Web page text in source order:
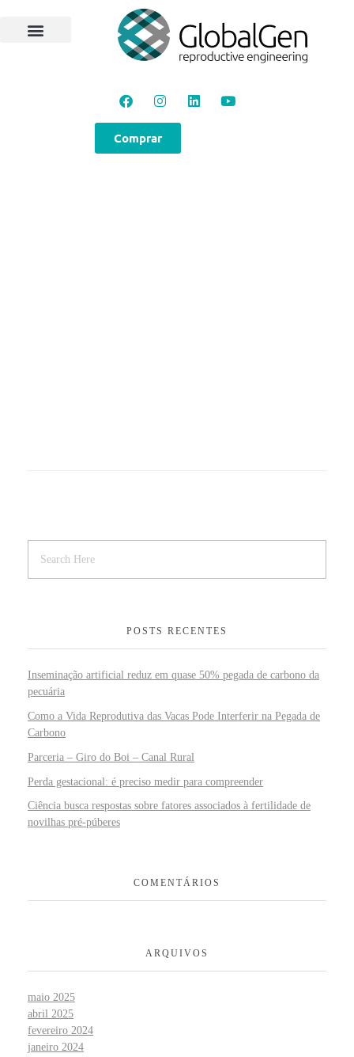
Comprar
POSTS RECENTES
Inseminação artificial reduz em quase 50% pegada de carbono da
pecuária
Como a Vida Reprodutiva das Vacas Pode Interferir na Pegada de
Carbono
Parceria – Giro do Boi – Canal Rural
Perda gestacional: é preciso medir para compreender
Ciência busca respostas sobre fatores associados à fertilidade de
novilhas pré-púberes
COMENTÁRIOS
ARQUIVOS
maio 2025
abril 2025
fevereiro 2024
janeiro 2024